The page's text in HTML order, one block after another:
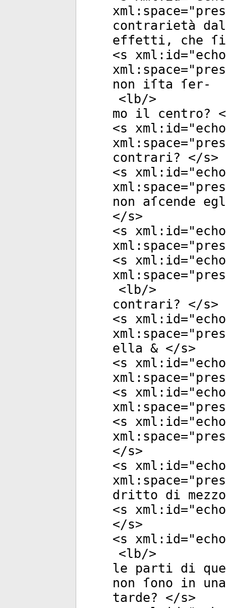
xml:space="
contrarietà
effetti, che ſi
<s xml:id="
xml:space="
non iſta ſer-
<lb/>
mo il centro?
<s xml:id="
xml:space="
contrari? </s>
<s xml:id="
xml:space="
non aſcende
</s>
<s xml:id="
xml:space="
<s xml:id="
xml:space="
<lb/>
contrari? </s>
<s xml:id="
xml:space="
ella & </s>
<s xml:id="
xml:space="
<s xml:id="
xml:space="
<s xml:id="
xml:space="
</s>
<s xml:id="
xml:space="
dritto di
<s xml:id="
</s>
<s xml:id="
<lb/>
le parti di
non ſono in
tarde? </s>